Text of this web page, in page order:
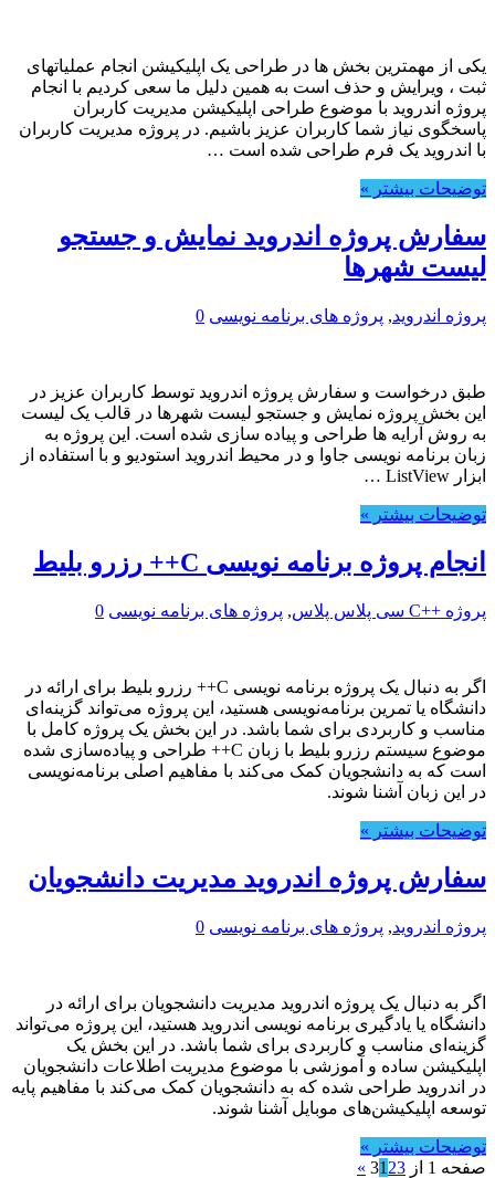
یکی از مهمترین بخش ها در طراحی یک اپلیکیشن انجام عملیاتهای
ثبت ، ویرایش و حذف است به همین دلیل ما سعی کردیم با انجام
پروژه اندروید با موضوع طراحی اپلیکیشن مدیریت کاربران
پاسخگوی نیاز شما کاربران عزیز باشیم. در پروژه مدیریت کاربران
با اندروید یک فرم طراحی شده است …
توضیحات بیشتر »
سفارش پروژه اندروید نمایش و جستجو
لیست شهرها
پروژه اندروید, پروژه های برنامه نویسی 0
طبق درخواست و سفارش پروژه اندروید توسط کاربران عزیز در
این بخش پروژه نمایش و جستجو لیست شهرها در قالب یک لیست
به روش آرایه ها طراحی و پیاده سازی شده است. این پروژه به
زبان برنامه نویسی جاوا و در محیط اندروید استودیو و با استفاده از
ابزار ListView …
توضیحات بیشتر »
انجام پروژه برنامه نویسی C++ رزرو بلیط
پروژه ++C سی پلاس پلاس , پروژه های برنامه نویسی 0
اگر به دنبال یک پروژه برنامه نویسی C++ رزرو بلیط برای ارائه در
دانشگاه یا تمرین برنامه‌نویسی هستید، این پروژه می‌تواند گزینه‌ای
مناسب و کاربردی برای شما باشد. در این بخش یک پروژه کامل با
موضوع سیستم رزرو بلیط با زبان C++ طراحی و پیاده‌سازی شده
است که به دانشجویان کمک می‌کند با مفاهیم اصلی برنامه‌نویسی
در این زبان آشنا شوند.
توضیحات بیشتر »
سفارش پروژه اندروید مدیریت دانشجویان
پروژه اندروید, پروژه های برنامه نویسی 0
اگر به دنبال یک پروژه اندروید مدیریت دانشجویان برای ارائه در
دانشگاه یا یادگیری برنامه نویسی اندروید هستید، این پروژه می‌تواند
گزینه‌ای مناسب و کاربردی برای شما باشد. در این بخش یک
اپلیکیشن ساده و آموزشی با موضوع مدیریت اطلاعات دانشجویان
در اندروید طراحی شده که به دانشجویان کمک می‌کند با مفاهیم پایه
توسعه اپلیکیشن‌های موبایل آشنا شوند.
توضیحات بیشتر »
صفحه 1 از 3
1 23
»